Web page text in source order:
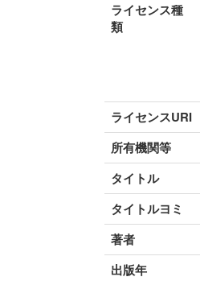
ライセンス種
類
ライセンスURI
所有機関等
タイトル
タイトルヨミ
著者
出版年